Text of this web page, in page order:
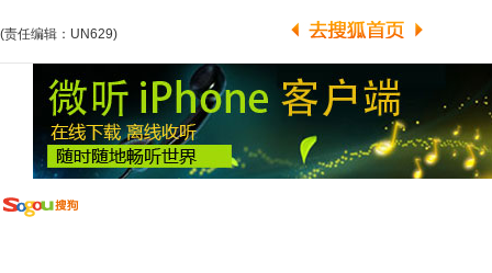
(责任编辑：UN629)